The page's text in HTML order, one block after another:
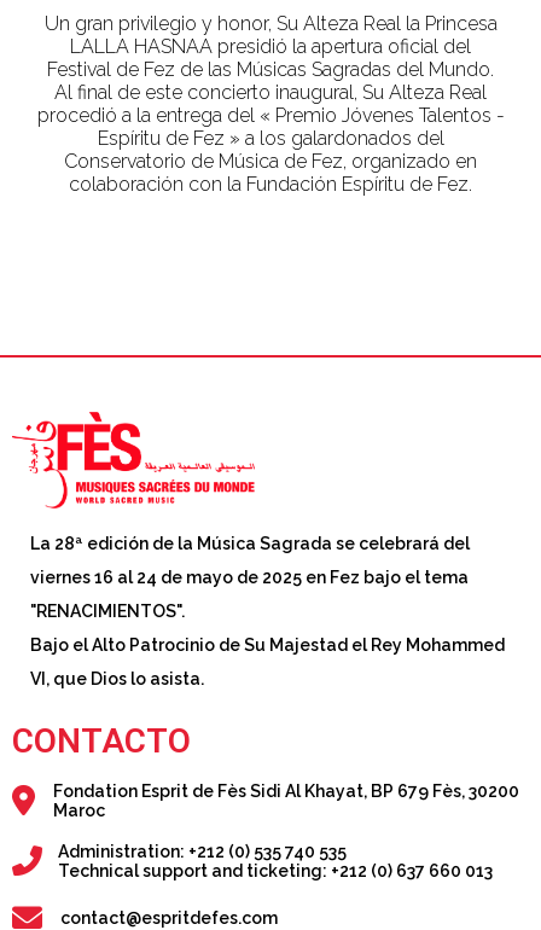
Un gran privilegio y honor, Su Alteza Real la Princesa
LALLA HASNAA presidió la apertura oficial del
Festival de Fez de las Músicas Sagradas del Mundo.
Al final de este concierto inaugural, Su Alteza Real
procedió a la entrega del « Premio Jóvenes Talentos -
Espíritu de Fez » a los galardonados del
Conservatorio de Música de Fez, organizado en
colaboración con la Fundación Espíritu de Fez.
La 28ª edición de la Música Sagrada se celebrará del
viernes 16 al 24 de mayo de 2025 en Fez bajo el tema
"RENACIMIENTOS".
Bajo el Alto Patrocinio de Su Majestad el Rey Mohammed
VI, que Dios lo asista.
CONTACTO
Fondation Esprit de Fès Sidi Al Khayat, BP 679 Fès, 30200
Maroc
Administration: +212 (0) 535 740 535
Technical support and ticketing: +212 (0) 637 660 013
contact@espritdefes.com